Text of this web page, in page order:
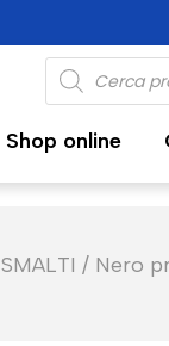
Shop online
SMALTI / Nero